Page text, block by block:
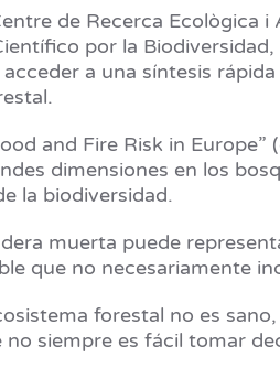
de Recerca Ecològica
por la
a una síntesis
and Fire Risk in
dimensiones en los
la biodiversidad.
muerta puede
que no necesariamente
forestal no es
siempre es fácil tomar